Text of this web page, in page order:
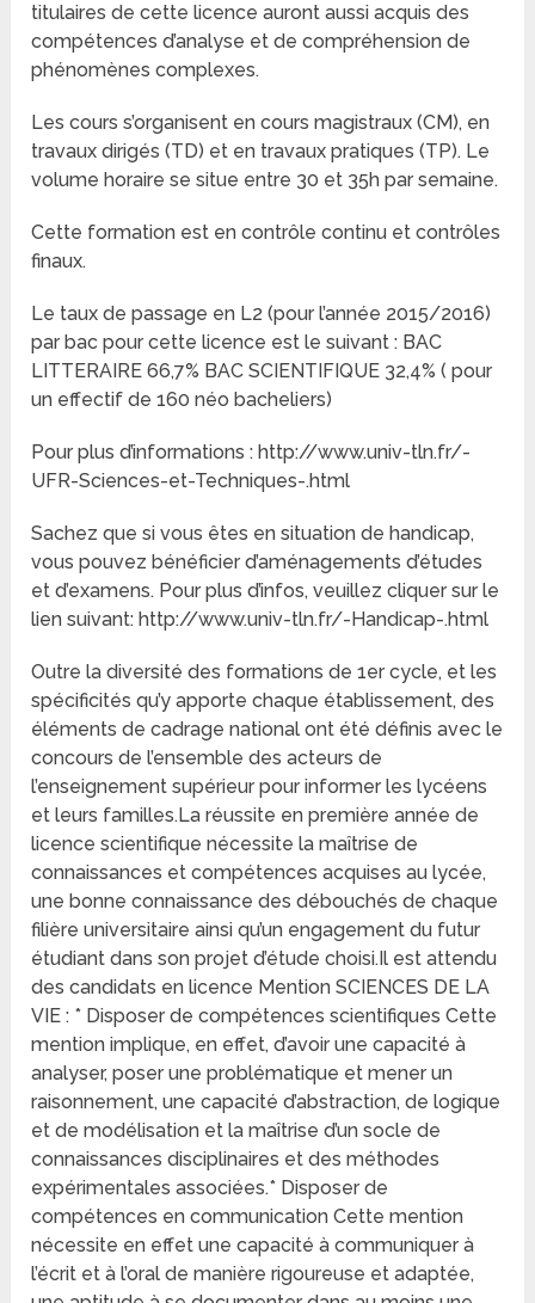
titulaires de cette licence auront aussi acquis des
compétences d’analyse et de compréhension de
phénomènes complexes.
Les cours s’organisent en cours magistraux (CM), en
travaux dirigés (TD) et en travaux pratiques (TP). Le
volume horaire se situe entre 30 et 35h par semaine.
Cette formation est en contrôle continu et contrôles
finaux.
Le taux de passage en L2 (pour l’année 2015/2016)
par bac pour cette licence est le suivant : BAC
LITTERAIRE 66,7% BAC SCIENTIFIQUE 32,4% ( pour
un effectif de 160 néo bacheliers)
Pour plus d’informations : http://www.univ-tln.fr/-
UFR-Sciences-et-Techniques-.html
Sachez que si vous êtes en situation de handicap,
vous pouvez bénéficier d’aménagements d’études
et d’examens. Pour plus d’infos, veuillez cliquer sur le
lien suivant: http://www.univ-tln.fr/-Handicap-.html
Outre la diversité des formations de 1er cycle, et les
spécificités qu’y apporte chaque établissement, des
éléments de cadrage national ont été définis avec le
concours de l’ensemble des acteurs de
l’enseignement supérieur pour informer les lycéens
et leurs familles.La réussite en première année de
licence scientifique nécessite la maîtrise de
connaissances et compétences acquises au lycée,
une bonne connaissance des débouchés de chaque
filière universitaire ainsi qu’un engagement du futur
étudiant dans son projet d’étude choisi.Il est attendu
des candidats en licence Mention SCIENCES DE LA
VIE : * Disposer de compétences scientifiques Cette
mention implique, en effet, d’avoir une capacité à
analyser, poser une problématique et mener un
raisonnement, une capacité d’abstraction, de logique
et de modélisation et la maîtrise d’un socle de
connaissances disciplinaires et des méthodes
expérimentales associées.* Disposer de
compétences en communication Cette mention
nécessite en effet une capacité à communiquer à
l’écrit et à l’oral de manière rigoureuse et adaptée,